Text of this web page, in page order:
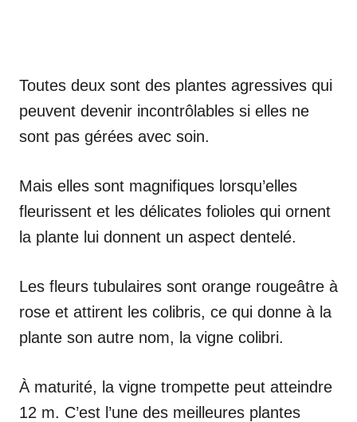
Toutes deux sont des plantes agressives qui
peuvent devenir incontrôlables si elles ne
sont pas gérées avec soin.
Mais elles sont magnifiques lorsqu’elles
fleurissent et les délicates folioles qui ornent
la plante lui donnent un aspect dentelé.
Les fleurs tubulaires sont orange rougeâtre à
rose et attirent les colibris, ce qui donne à la
plante son autre nom, la vigne colibri.
À maturité, la vigne trompette peut atteindre
12 m. C’est l’une des meilleures plantes